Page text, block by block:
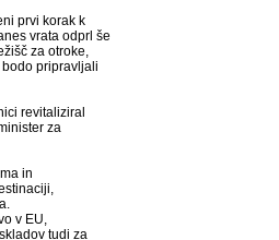
prvi korak k
vrata odprl še
za otroke,
pripravljali
revitaliziral
za
in
v EU,
tudi za